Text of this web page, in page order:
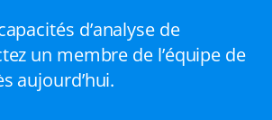
d’analyse de
un membre de l’équipe de
aujourd’hui.